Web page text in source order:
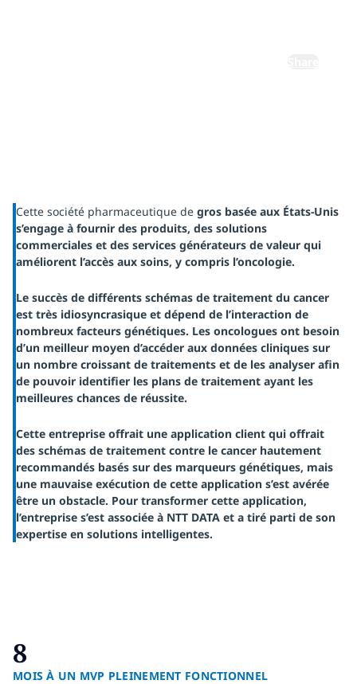
Cette société pharmaceutique de gros basée aux États-Unis
s’engage à fournir des produits, des solutions
commerciales et des services générateurs de valeur qui
améliorent l’accès aux soins, y compris l’oncologie.
Le succès de différents schémas de traitement du cancer
est très idiosyncrasique et dépend de l’interaction de
nombreux facteurs génétiques. Les oncologues ont besoin
d’un meilleur moyen d’accéder aux données cliniques sur
un nombre croissant de traitements et de les analyser afin
de pouvoir identifier les plans de traitement ayant les
meilleures chances de réussite.
Cette entreprise offrait une application client qui offrait
des schémas de traitement contre le cancer hautement
recommandés basés sur des marqueurs génétiques, mais
une mauvaise exécution de cette application s’est avérée
être un obstacle. Pour transformer cette application,
l’entreprise s’est associée à NTT DATA et a tiré parti de son
expertise en solutions intelligentes.
8
MOIS À UN MVP PLEINEMENT FONCTIONNEL